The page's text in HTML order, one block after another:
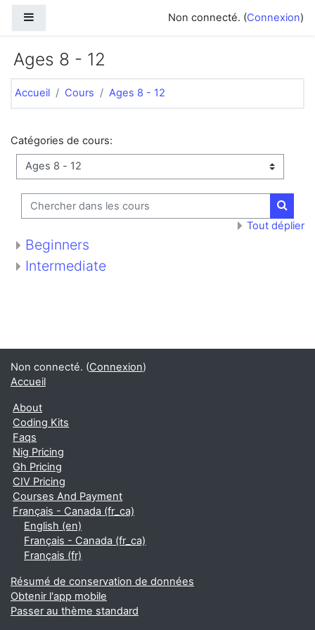
Non connecté. (Connexion)
Ages 8 - 12
Accueil Cours Ages 8 - 12
Catégories de cours:
Chercher dans les cours
Tout déplier
Beginners
Intermediate
Non connecté. (Connexion)
Accueil
About
Coding Kits
Faqs
Nig Pricing
Gh Pricing
CIV Pricing
Courses And Payment
Français - Canada ‎(fr_ca)‎
English ‎(en)‎
Français - Canada ‎(fr_ca)‎
Français ‎(fr)‎
Résumé de conservation de données
Obtenir l'app mobile
Passer au thème standard